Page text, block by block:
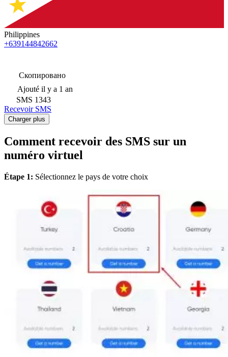
Philippines
+639144842662
Скопировано
Ajouté il y a 1 an
SMS 1343
Recevoir SMS
Charger plus
Comment recevoir des SMS sur un
numéro virtuel
Étape 1: Sélectionnez le pays de votre choix